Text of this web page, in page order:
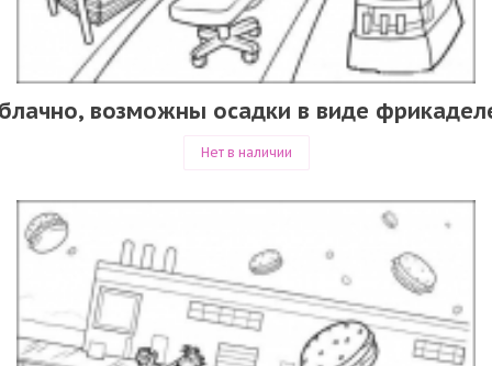
возможны осадки в виде
Нет в наличии